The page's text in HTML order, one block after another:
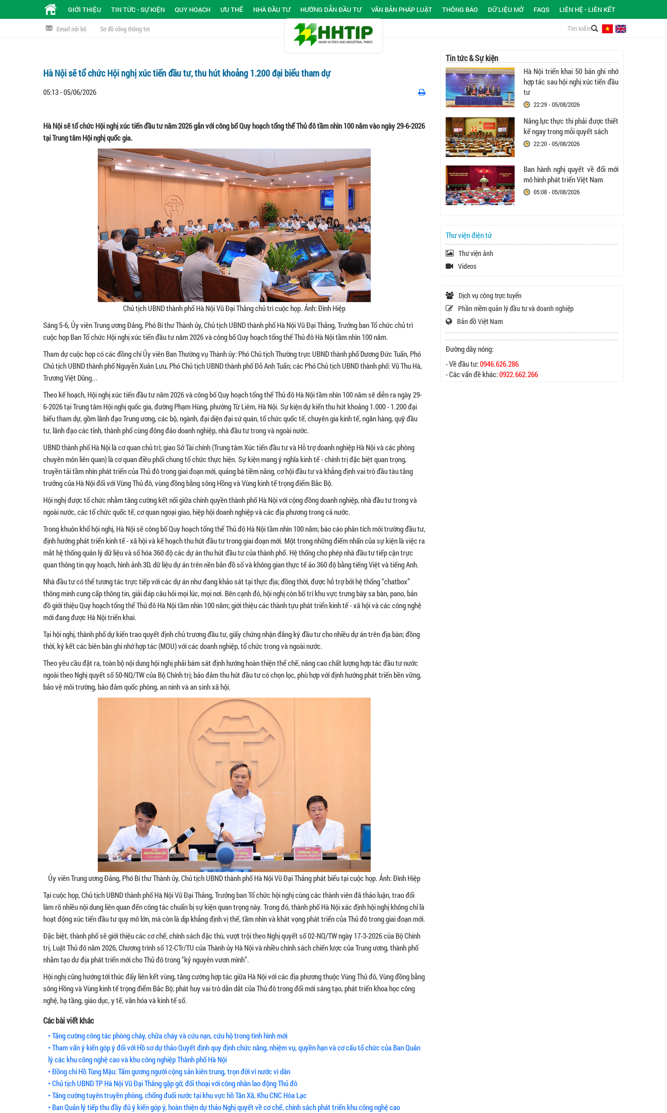
GIỚI THIỆU TIN TỨC - SỰ KIỆN QUY HOẠCH ƯU THẾ NHÀ ĐẦU TƯ HƯỚNG DẪN ĐẦU TƯ VĂN BẢN PHÁP LUẬT THÔNG BÁO DỮ LIỆU MỞ FAQS LIÊN HỆ - LIÊN KẾT
Email nội bộ Sơ đồ cổng thông tin
Hà Nội sẽ tổ chức Hội nghị xúc tiến đầu tư, thu hút khoảng 1.200 đại biểu tham dự
05:13 - 05/06/2026
Hà Nội sẽ tổ chức Hội nghị xúc tiến đầu tư năm 2026 gắn với công bố Quy hoạch tổng thể Thủ đô tầm nhìn 100 năm vào ngày 29-6-2026
tại Trung tâm Hội nghị quốc gia.
Chủ tịch UBND thành phố Hà Nội Vũ Đại Thắng chủ trì cuộc họp. Ảnh: Đình Hiệp
Sáng 5-6, Ủy viên Trung ương Đảng, Phó Bí thư Thành ủy, Chủ tịch UBND thành phố Hà Nội Vũ Đại Thắng, Trưởng ban Tổ chức chủ trì
cuộc họp Ban Tổ chức Hội nghị xúc tiến đầu tư năm 2026 và công bố Quy hoạch tổng thể Thủ đô Hà Nội tầm nhìn 100 năm.
Tham dự cuộc họp có các đồng chí Ủy viên Ban Thường vụ Thành ủy: Phó Chủ tịch Thường trực UBND thành phố Dương Đức Tuấn, Phó
Chủ tịch UBND thành phố Nguyễn Xuân Lưu, Phó Chủ tịch UBND thành phố Đỗ Anh Tuấn; các Phó Chủ tịch UBND thành phố: Vũ Thu Hà,
Trương Việt Dũng...
Theo kế hoạch, Hội nghị xúc tiến đầu tư năm 2026 và công bố Quy hoạch tổng thể Thủ đô Hà Nội tầm nhìn 100 năm sẽ diễn ra ngày 29-
6-2026 tại Trung tâm Hội nghị quốc gia, đường Phạm Hùng, phường Từ Liêm, Hà Nội. Sự kiện dự kiến thu hút khoảng 1.000 - 1.200 đại
biểu tham dự, gồm lãnh đạo Trung ương, các bộ, ngành, đại diện đại sứ quán, tổ chức quốc tế, chuyên gia kinh tế, ngân hàng, quỹ đầu
tư, lãnh đạo các tỉnh, thành phố cùng đông đảo doanh nghiệp, nhà đầu tư trong và ngoài nước.
UBND thành phố Hà Nội là cơ quan chủ trì; giao Sở Tài chính (Trung tâm Xúc tiến đầu tư và Hỗ trợ doanh nghiệp Hà Nội và các phòng
chuyên môn liên quan) là cơ quan điều phối chung tổ chức thực hiện. Sự kiện mang ý nghĩa kinh tế - chính trị đặc biệt quan trọng,
truyền tải tầm nhìn phát triển của Thủ đô trong giai đoạn mới, quảng bá tiềm năng, cơ hội đầu tư và khẳng định vai trò đầu tàu tăng
trưởng của Hà Nội đối với Vùng Thủ đô, vùng đồng bằng sông Hồng và Vùng kinh tế trọng điểm Bắc Bộ.
Hội nghị được tổ chức nhằm tăng cường kết nối giữa chính quyền thành phố Hà Nội với cộng đồng doanh nghiệp, nhà đầu tư trong và
ngoài nước, các tổ chức quốc tế, cơ quan ngoại giao, hiệp hội doanh nghiệp và các địa phương trong cả nước.
Trong khuôn khổ hội nghị, Hà Nội sẽ công bố Quy hoạch tổng thể Thủ đô Hà Nội tầm nhìn 100 năm; báo cáo phân tích môi trường đầu tư,
định hướng phát triển kinh tế - xã hội và kế hoạch thu hút đầu tư trong giai đoạn mới. Một trong những điểm nhấn của sự kiện là việc ra
mắt hệ thống quản lý dữ liệu và số hóa 360 độ các dự án thu hút đầu tư của thành phố. Hệ thống cho phép nhà đầu tư tiếp cận trực
quan thông tin quy hoạch, hình ảnh 3D, dữ liệu dự án trên nền bản đồ số và không gian thực tế ảo 360 độ bằng tiếng Việt và tiếng Anh.
Nhà đầu tư có thể tương tác trực tiếp với các dự án như đang khảo sát tại thực địa; đồng thời, được hỗ trợ bởi hệ thống “chatbox”
thông minh cung cấp thông tin, giải đáp câu hỏi mọi lúc, mọi nơi. Bên cạnh đó, hội nghị còn bố trí khu vực trưng bày sa bàn, pano, bản
đồ giới thiệu Quy hoạch tổng thể Thủ đô Hà Nội tầm nhìn 100 năm; giới thiệu các thành tựu phát triển kinh tế - xã hội và các công nghệ
mới đang được Hà Nội triển khai.
Tại hội nghị, thành phố dự kiến trao quyết định chủ trương đầu tư, giấy chứng nhận đăng ký đầu tư cho nhiều dự án trên địa bàn; đồng
thời, ký kết các biên bản ghi nhớ hợp tác (MOU) với các doanh nghiệp, tổ chức trong và ngoài nước.
Theo yêu cầu đặt ra, toàn bộ nội dung hội nghị phải bám sát định hướng hoàn thiện thể chế, nâng cao chất lượng hợp tác đầu tư nước
ngoài theo Nghị quyết số 50-NQ/TW của Bộ Chính trị; bảo đảm thu hút đầu tư có chọn lọc, phù hợp với định hướng phát triển bền vững,
bảo vệ môi trường, bảo đảm quốc phòng, an ninh và an sinh xã hội.
Ủy viên Trung ương Đảng, Phó Bí thư Thành ủy, Chủ tịch UBND thành phố Hà Nội Vũ Đại Thắng phát biểu tại cuộc họp. Ảnh: Đình Hiệp
Tại cuộc họp, Chủ tịch UBND thành phố Hà Nội Vũ Đại Thắng, Trưởng ban Tổ chức hội nghị cùng các thành viên đã thảo luận, trao đổi
làm rõ nhiều nội dung liên quan đến công tác chuẩn bị sự kiện quan trọng này. Trong đó, thành phố Hà Nội xác định hội nghị không chỉ là
hoạt động xúc tiến đầu tư quy mô lớn, mà còn là dịp khẳng định vị thế, tầm nhìn và khát vọng phát triển của Thủ đô trong giai đoạn mới.
Đặc biệt, thành phố sẽ giới thiệu các cơ chế, chính sách đặc thù, vượt trội theo Nghị quyết số 02-NQ/TW ngày 17-3-2026 của Bộ Chính
trị, Luật Thủ đô năm 2026, Chương trình số 12-CTr/TU của Thành ủy Hà Nội và nhiều chính sách chiến lược của Trung ương, thành phố
nhằm tạo dư địa phát triển mới cho Thủ đô trong “kỷ nguyên vươn mình”.
Hội nghị cũng hướng tới thúc đẩy liên kết vùng, tăng cường hợp tác giữa Hà Nội với các địa phương thuộc Vùng Thủ đô, Vùng đồng bằng
sông Hồng và Vùng kinh tế trọng điểm Bắc Bộ; phát huy vai trò dẫn dắt của Thủ đô trong đổi mới sáng tạo, phát triển khoa học công
nghệ, hạ tầng, giáo dục, y tế, văn hóa và kinh tế số.
Các bài viết khác
• Tăng cường công tác phòng cháy, chữa cháy và cứu nạn, cứu hộ trong tình hình mới
• Tham vấn ý kiến góp ý đối với Hồ sơ dự thảo Quyết định quy định chức năng, nhiệm vụ, quyền hạn và cơ cấu tổ chức của Ban Quản
lý các khu công nghệ cao và khu công nghiệp Thành phố Hà Nội
• Đồng chí Hồ Tùng Mậu: Tấm gương người cộng sản kiên trung, trọn đời vì nước vì dân
• Chủ tịch UBND TP Hà Nội Vũ Đại Thắng gặp gỡ, đối thoại với công nhân lao động Thủ đô
• Tăng cường tuyên truyền phòng, chống đuối nước tại khu vực hồ Tân Xã, Khu CNC Hòa Lạc
• Ban Quản lý tiếp thu đầy đủ ý kiến góp ý, hoàn thiện dự thảo Nghị quyết về cơ chế, chính sách phát triển khu công nghệ cao
Tin tức & Sự kiện
Hà Nội triển khai 50 bản ghi nhớ
hợp tác sau hội nghị xúc tiến đầu
tư
22:29 - 05/08/2026
Năng lực thực thi phải được thiết
kế ngay trong mỗi quyết sách
22:20 - 05/08/2026
Ban hành nghị quyết về đổi mới
mô hình phát triển Việt Nam
05:08 - 05/08/2026
Thư viện điện tử
Thư viện ảnh
Videos
Dịch vụ công trực tuyến
Phần mềm quản lý đầu tư và doanh nghiệp
Bản đồ Việt Nam
Đường dây nóng:
- Về đầu tư:0946.626.286
- Các vấn đề khác:0922.662.266